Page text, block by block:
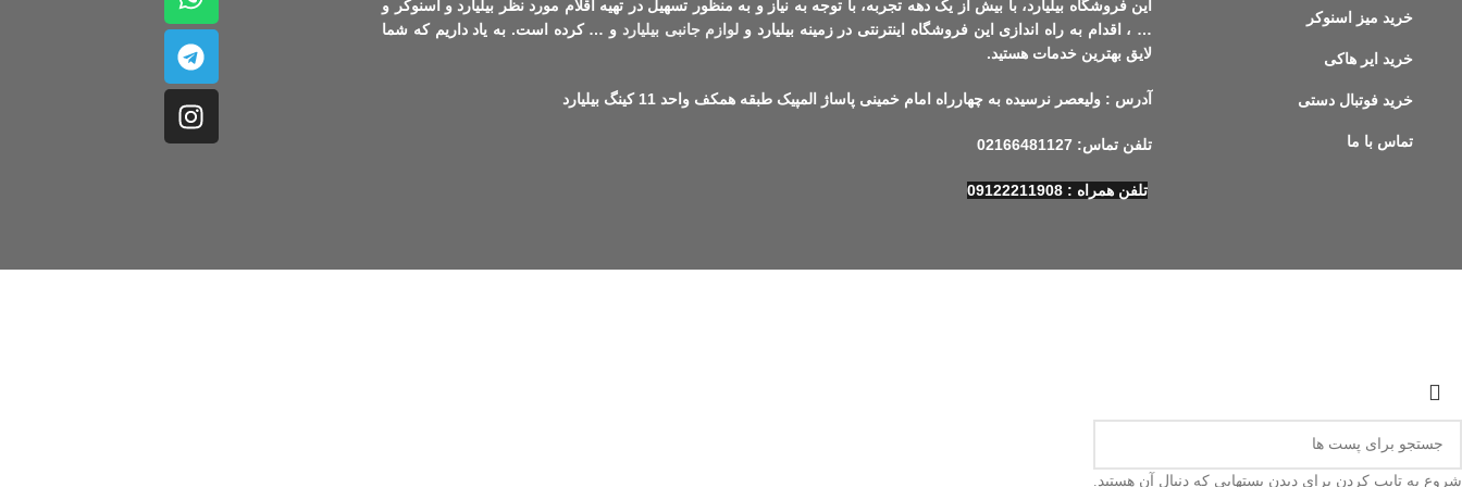
خرید میز اسنوکر
خرید ایر هاکی
خرید فوتبال دستی
تماس با ما
این فروشگاه بیلیارد، با بیش از یک دهه تجربه، با توجه به نیاز و به منظور تسهیل در تهیه اقلام مورد نظر بیلیارد و اسنوکر و
… ، اقدام به راه اندازی این فروشگاه اینترنتی در زمینه بیلیارد و لوازم جانبی بیلیارد و … کرده است. به یاد داریم که شما
لایق بهترین خدمات هستید.
آدرس : ولیعصر نرسیده به چهارراه امام خمینی پاساژ المپیک طبقه همکف واحد 11 کینگ بیلیارد
تلفن تماس: 02166481127
تلفن همراه : 09122211908
شروع به تایپ کردن برای دیدن پستهایی که دنبال آن هستید.